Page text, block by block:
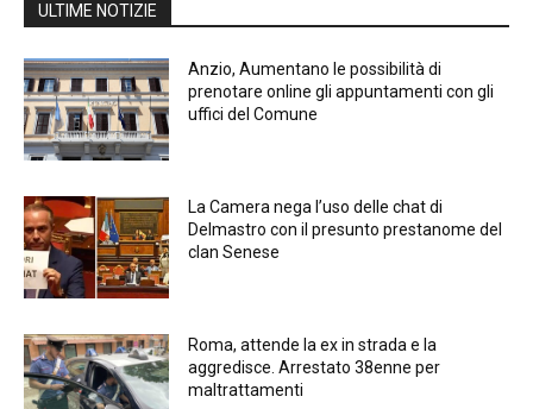
ULTIME NOTIZIE
Anzio, Aumentano le possibilità di
prenotare online gli appuntamenti con gli
uffici del Comune
La Camera nega l’uso delle chat di
Delmastro con il presunto prestanome del
clan Senese
Roma, attende la ex in strada e la
aggredisce. Arrestato 38enne per
maltrattamenti